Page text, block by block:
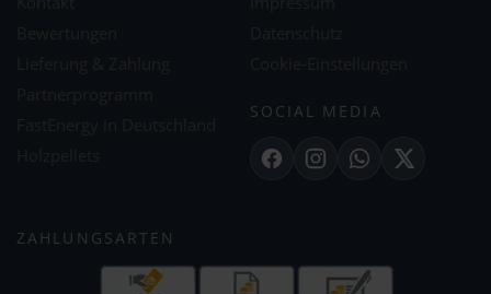
SOCIAL MEDIA
FacebookInstagramWhatsApp
X
ZAHLUNGSARTEN